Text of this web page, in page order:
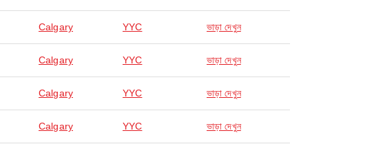
Calgary YYC ভাড়া দেখুন
Calgary YYC ভাড়া দেখুন
Calgary YYC ভাড়া দেখুন
Calgary YYC ভাড়া দেখুন